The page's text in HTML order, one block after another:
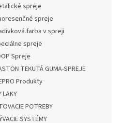
spreje
spreje
farba v spreji
spreje
Spreje
TEKUTÁ GUMA-SPREJE
Produkty
LAKY
POTREBY
SYSTÉMY